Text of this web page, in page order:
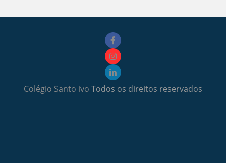
Colégio Santo ivo Todos os direitos reservados